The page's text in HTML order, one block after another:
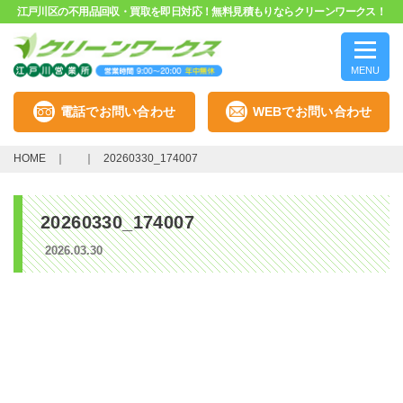
江戸川区の不用品回収・買取を即日対応！無料見積もりならクリーンワークス！
MENU
電話でお問い合わせ WEBでお問い合わせ
HOME 20260330_174007
20260330_174007
2026.03.30